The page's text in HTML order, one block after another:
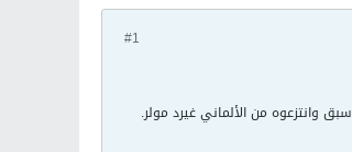
#1
وانتزعوه من الألماني غيرد مولر.